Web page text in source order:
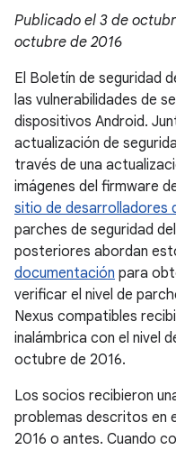
Publicado el 3 de
octubre de 2016
El Boletín de seguridad
las vulnerabilidades de
dispositivos Android.
actualización de
través de una
imágenes del firmware
sitio de desarrolladores
parches de seguridad
posteriores abordan
documentación para
verificar el nivel de
Nexus compatibles
inalámbrica con el nivel
octubre de 2016.
Los socios recibieron
problemas descritos en
2016 o antes. Cuando